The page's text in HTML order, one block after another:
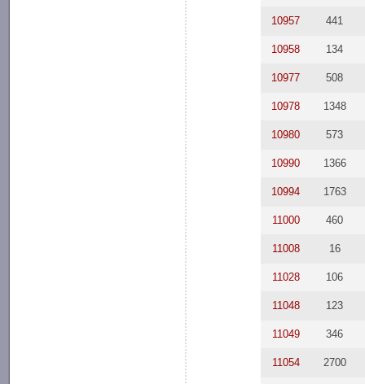
10957 441
10958 134
10977 508
10978 1348
10980 573
10990 1366
10994 1763
11000 460
11008 16
11028 106
11048 123
11049 346
11054 2700